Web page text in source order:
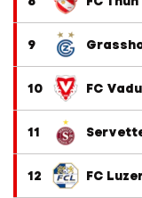
9
10 FC
11
12 FC